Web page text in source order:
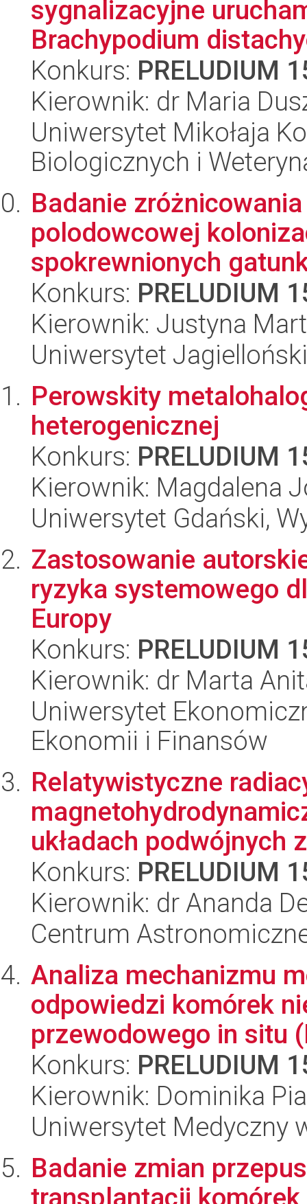
sygnalizacyjne
Brachypodium
Konkurs: PRELUDIUM
Kierownik: dr Maria
Uniwersytet Mikołaja
Biologicznych i
Badanie
polodowcowej
spokrewnionych
Konkurs: PRELUDIUM
Kierownik: Justyna
Uniwersytet
Perowskity
heterogenicznej
Konkurs: PRELUDIUM
Kierownik: Magdalena
Uniwersytet Gdański,
Zastosowanie
ryzyka systemowego
Europy
Konkurs: PRELUDIUM
Kierownik: dr Marta
Uniwersytet
Ekonomii i Finansów
Relatywistyczne
układach podwójnych
Konkurs: PRELUDIUM
Kierownik: dr Ananda
Centrum
Analiza mechanizmu
odpowiedzi komórek
przewodowego in situ
Konkurs: PRELUDIUM
Kierownik: Dominika
Uniwersytet Medyczny
Badanie zmian
transplantacji